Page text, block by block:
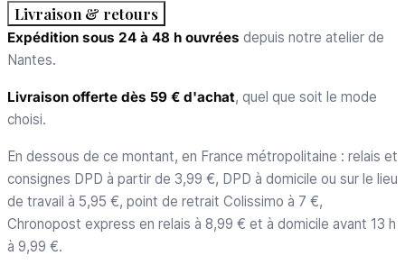
Livraison & retours
Expédition sous 24 à 48 h ouvrées depuis notre atelier de
Nantes.
Livraison offerte dès 59 € d'achat, quel que soit le mode
choisi.
En dessous de ce montant, en France métropolitaine : relais et
consignes DPD à partir de 3,99 €, DPD à domicile ou sur le lieu
de travail à 5,95 €, point de retrait Colissimo à 7 €,
Chronopost express en relais à 8,99 € et à domicile avant 13 h
à 9,99 €.